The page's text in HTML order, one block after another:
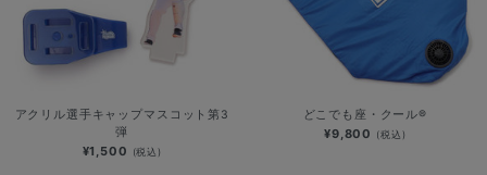
アクリル選手キャップマスコット第3
弾
¥1,500 (税込)
どこでも座・クール®
¥9,800 (税込)